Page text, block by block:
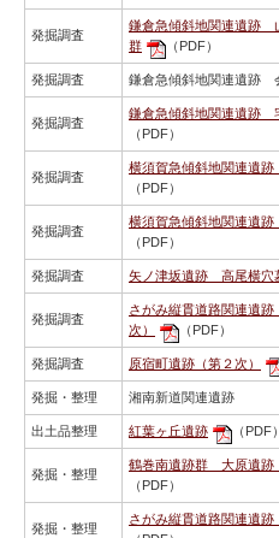
発掘調査
鎌倉急傾斜地関連遺跡
群
（PDF）
発掘調査 鎌倉急傾斜地関連遺跡
発掘調査
鎌倉急傾斜地関連遺跡
（PDF）
発掘調査
横須賀急傾斜地関連遺
（PDF）
発掘調査
横須賀急傾斜地関連遺
（PDF）
発掘調査 矢ノ津坂遺跡 高尾横穴
発掘調査
さがみ縦貫道路関連遺
次）
（PDF）
発掘調査 原宿町遺跡（第２次）
発掘・整理 湘南新道関連遺跡
出土品整理 紅葉ヶ丘遺跡 （PDF）
発掘・整理
鶴巻南遺跡群 大原遺
（PDF）
発掘・整理
さがみ縦貫道路関連遺